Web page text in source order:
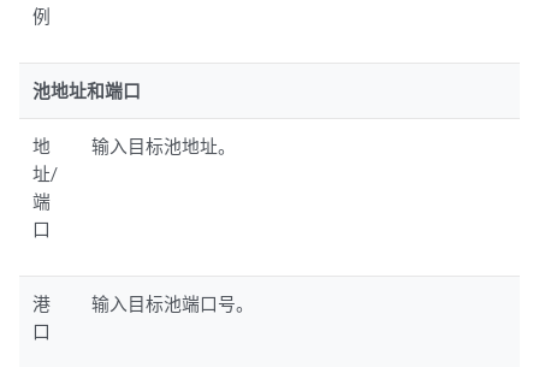
例
池地址和端口
地
址/
端
口
输入目标池地址。
港
口
输入目标池端口号。